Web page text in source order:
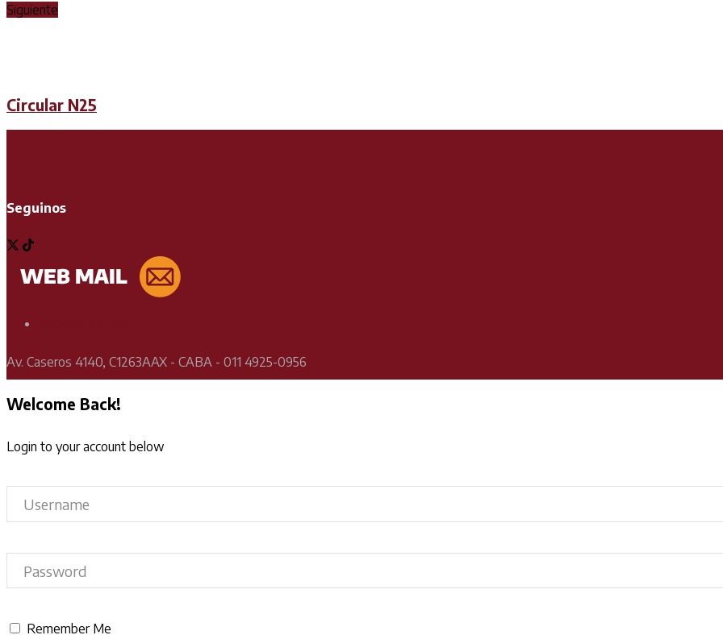
Siguiente
Circular N25
Seguinos
Av. Caseros 4140, C1263AAX - CABA - 011 4925-0956
Welcome Back!
Login to your account below
Remember Me